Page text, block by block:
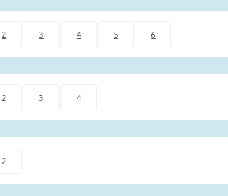
2 3 4 5 6
2 3 4
2